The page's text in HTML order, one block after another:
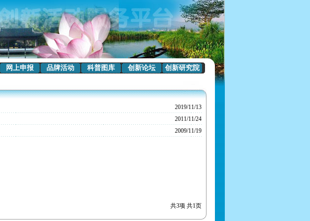
网上申报 品牌活动 科普图库 创新论坛 创新研究院
2019/11/13
2011/11/24
2009/11/19
共3项 共1页